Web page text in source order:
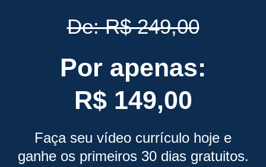
De: R$ 249,00
Por apenas:
R$ 149,00
Faça seu vídeo currículo hoje e
ganhe os primeiros 30 dias gratuitos.